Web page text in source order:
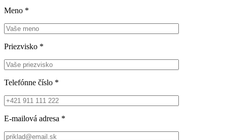
Meno *
Priezvisko *
Telefónne číslo *
E-mailová adresa *